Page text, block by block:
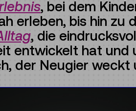
, bei dem
erleben, bis hin zu
, die
entwickelt hat und
der Neugier weckt